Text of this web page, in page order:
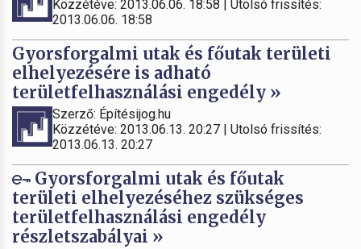
Közzétéve: 2013.06.06. 18:58 | Utolsó frissítés:
2013.06.06. 18:58
Gyorsforgalmi utak és főutak területi
elhelyezésére is adható
területfelhasználási engedély »
Szerző: Építésijog.hu
Közzétéve: 2013.06.13. 20:27 | Utolsó frissítés:
2013.06.13. 20:27
Gyorsforgalmi utak és főutak
területi elhelyezéséhez szükséges
területfelhasználási engedély
részletszabályai »